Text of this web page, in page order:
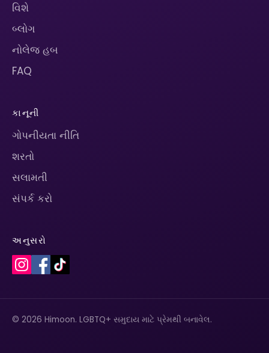
વિશે
બ્લોગ
નોલેજ હબ
FAQ
કાનૂની
ગોપનીયતા નીતિ
શરતો
સલામતી
સંપર્ક કરો
અનુસરો
© 2026 Himoon. LGBTQ+ સમુદાય માટે પ્રેમથી બનાવેલ.